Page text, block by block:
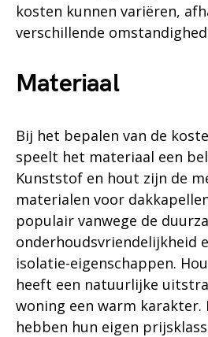
kosten kunnen variëren,
verschillende
Materiaal
Bij het bepalen van de
speelt het materiaal een
Kunststof en hout zijn de
materialen voor
populair vanwege de
onderhoudsvriendelijkheid
isolatie-eigenschappen.
heeft een natuurlijke
woning een warm karakter.
hebben hun eigen